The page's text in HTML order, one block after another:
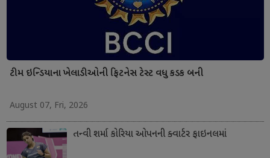
ટીમ ઇન્ડિયાના ખેલાડીઓની ફિટનેસ ટેસ્ટ વધુ કડક બની
August 07, Fri, 2026
તન્વી શર્મા કોરિયા ઓપનની ક્વાર્ટર ફાઇનલમાં